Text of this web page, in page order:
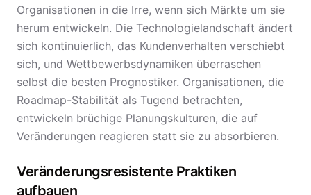
Organisationen in die Irre, wenn sich Märkte um sie
herum entwickeln. Die Technologielandschaft ändert
sich kontinuierlich, das Kundenverhalten verschiebt
sich, und Wettbewerbsdynamiken überraschen
selbst die besten Prognostiker. Organisationen, die
Roadmap-Stabilität als Tugend betrachten,
entwickeln brüchige Planungskulturen, die auf
Veränderungen reagieren statt sie zu absorbieren.
Veränderungsresistente Praktiken
aufbauen